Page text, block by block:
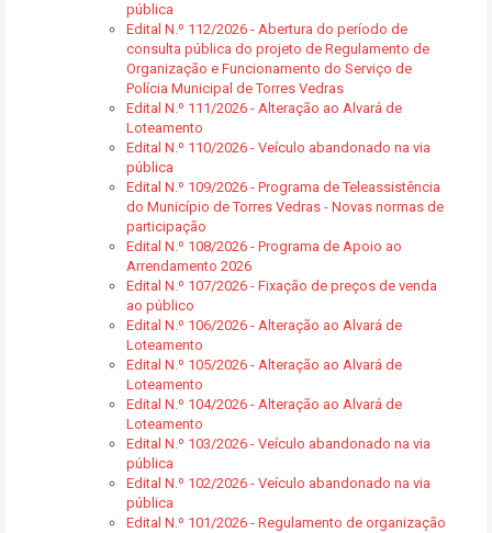
pública
Edital N.º 112/2026 - Abertura do período de
consulta pública do projeto de Regulamento de
Organização e Funcionamento do Serviço de
Polícia Municipal de Torres Vedras
Edital N.º 111/2026 - Alteração ao Alvará de
Loteamento
Edital N.º 110/2026 - Veículo abandonado na via
pública
Edital N.º 109/2026 - Programa de Teleassistência
do Município de Torres Vedras - Novas normas de
participação
Edital N.º 108/2026 - Programa de Apoio ao
Arrendamento 2026
Edital N.º 107/2026 - Fixação de preços de venda
ao público
Edital N.º 106/2026 - Alteração ao Alvará de
Loteamento
Edital N.º 105/2026 - Alteração ao Alvará de
Loteamento
Edital N.º 104/2026 - Alteração ao Alvará de
Loteamento
Edital N.º 103/2026 - Veículo abandonado na via
pública
Edital N.º 102/2026 - Veículo abandonado na via
pública
Edital N.º 101/2026 - Regulamento de organização